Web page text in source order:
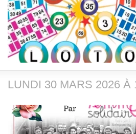
LUNDI 30 MARS 2026 À